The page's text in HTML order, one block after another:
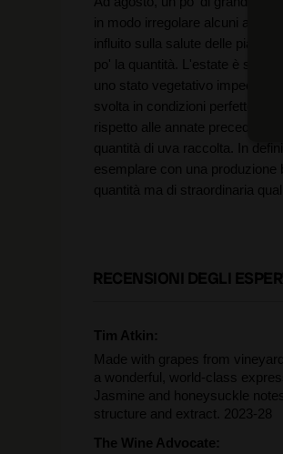
in modo irregolare alcuni
influito sulla salute delle piante,
po' la quantità. L'estate è stata
uno stato vegetativo
svolta in condizioni perfette,
rispetto alle annate precedenti a
quantità di uva raccolta. In
esemplare con una produzione
quantità ma di straordinaria
RECENSIONI DEGLI
Tim Atkin:
Made with grapes from
a wonderful, world-class
Jasmine and honeysuckle
structure and extract. 2023-28
The Wine Advocate: